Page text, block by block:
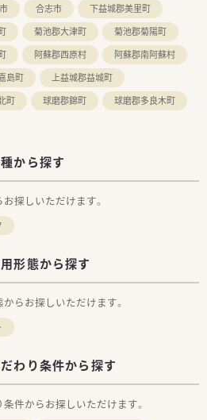
合志市
下益城郡美里町
菊池郡大津町
菊池郡菊陽町
阿蘇郡西原村
阿蘇郡南阿蘇村
島町
上益城郡益城町
町 球磨郡錦町
球磨郡多良木町
から探す
探しいただけます。
形態から探す
らお探しいただけます。
わり条件から探す
件からお探しいただけます。